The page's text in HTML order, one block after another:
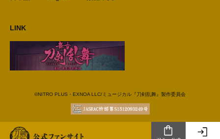
LINK
©NITRO PLUS・EXNOA LLC/ミュージカル『刀剣乱舞』製作委員会